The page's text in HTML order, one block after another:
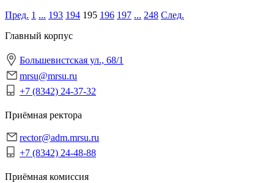
Пред. 1 ... 193 194 195 196 197 ... 248 След.
Главный корпус
Большевистская ул., 68/1
mrsu@mrsu.ru
+7 (8342) 24-37-32
Приёмная ректора
rector@adm.mrsu.ru
+7 (8342) 24-48-88
Приёмная комиссия